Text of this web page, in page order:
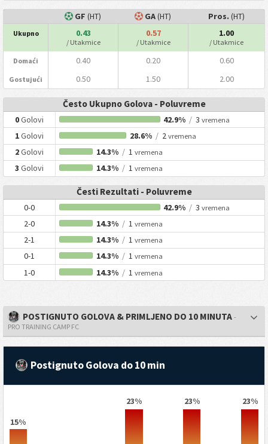
GF (HT) GA(HT) Pros. (HT)
Ukupno 0.43
/ Utakmice
0.57
/ Utakmice
1.00
/ Utakmice
Domaći 0.40 0.20 0.60
Gostujući 0.50 1.50 2.00
Često Ukupno Golova - Poluvreme
0Golovi 42.9% / 3vremena
1Golovi 28.6% /2 vremena
2Golovi 14.3% /1 vremena
3Golovi 14.3% /1 vremena
Česti Rezultati - Poluvreme
0-0 42.9% / 3vremena
2-0 14.3% /1 vremena
2-1 14.3% /1 vremena
0-1 14.3% /1 vremena
1-0 14.3% /1 vremena
POSTIGNUTO GOLOVA & PRIMLJENO DO 10 MINUTA -
PRO TRAINING CAMP FC
Postignuto Golova do 10 min
15%
23% 23% 23%